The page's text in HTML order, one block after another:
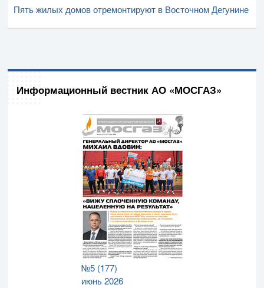
Пять жилых домов отремонтируют в Восточном Дегунине
Информационный вестник АО «МОСГАЗ»
№5 (177)
июнь 2026